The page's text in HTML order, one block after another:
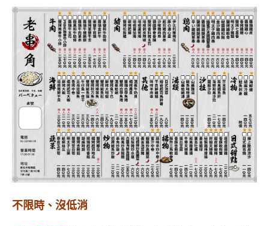
不限時、沒低消